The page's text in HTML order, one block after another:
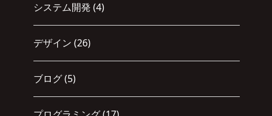
システム開発 (4)
デザイン (26)
ブログ(5)